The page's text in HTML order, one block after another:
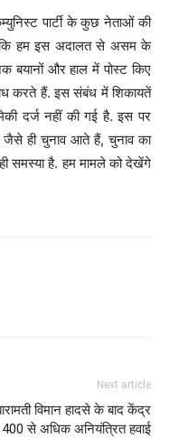
पार्टी के कुछ नेताओं की
कि हम इस अदालत से असम के
बयानों और हाल में पोस्ट किए
करते हैं. इस संबंध में शिकायतें
दर्ज नहीं की गई है. इस पर
जैसे ही चुनाव आते हैं, चुनाव का
समस्या है. हम मामले को देखेंगे
Next article
विमान हादसे के बाद केंद्र
से अधिक अनियंत्रित हवाई